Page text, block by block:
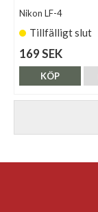
Nikon LF-4
Tillfälligt slut
169 SEK
KÖP